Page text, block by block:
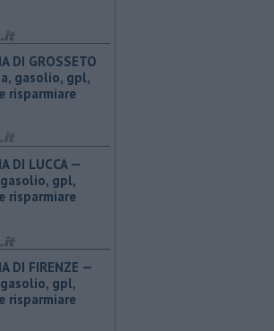
DI GROSSETO
gasolio, gpl,
risparmiare
DI LUCCA —
gpl,
risparmiare
DI FIRENZE —
gpl,
risparmiare